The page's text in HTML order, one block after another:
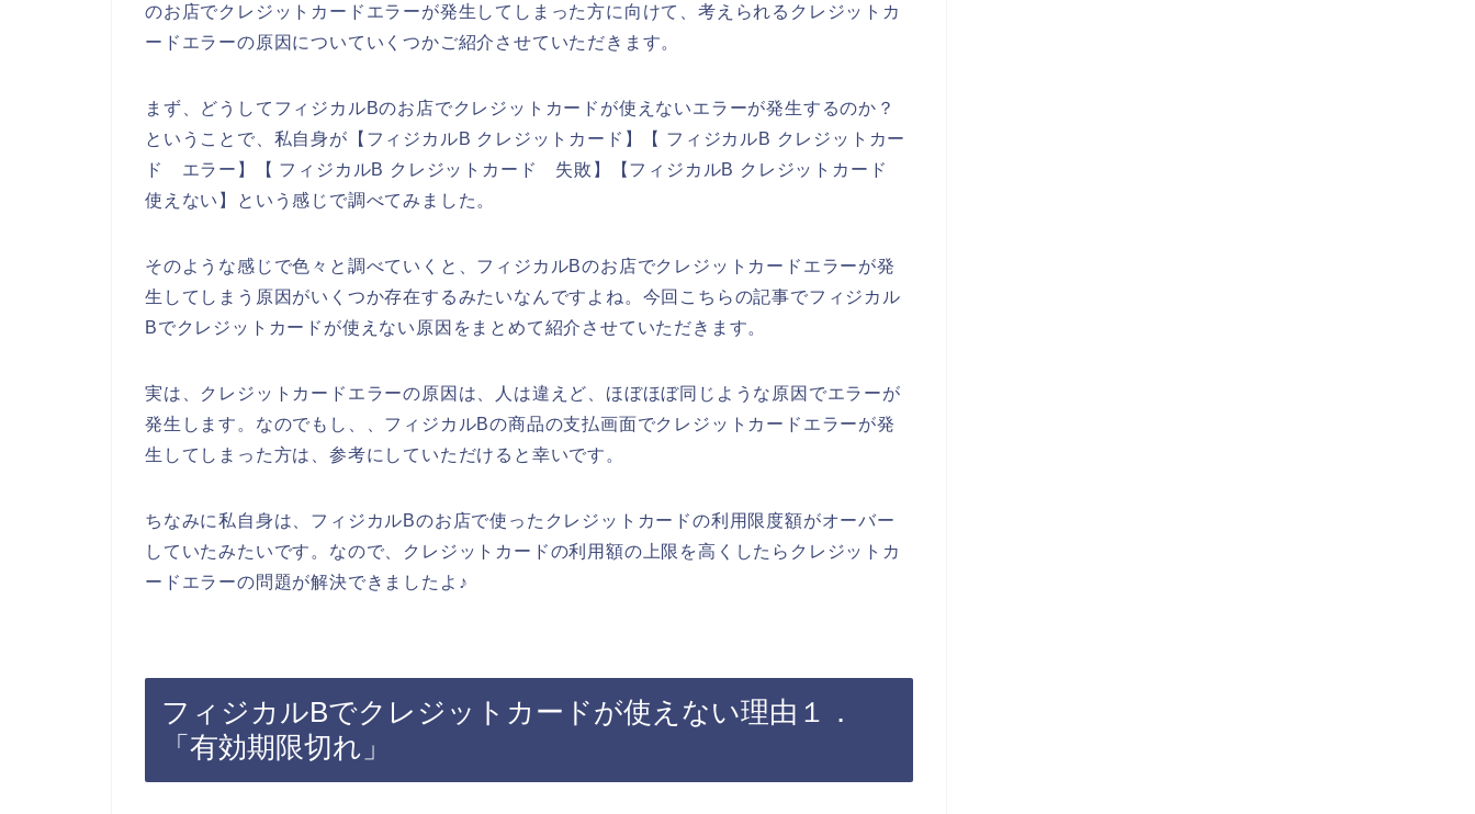
のお店でクレジットカードエラーが発生してしまった方に向けて、考えられるクレジットカ
ードエラーの原因についていくつかご紹介させていただきます。
まず、どうしてフィジカルBのお店でクレジットカードが使えないエラーが発生するのか？
ということで、私自身が【フィジカルB クレジットカード】【 フィジカルB クレジットカー
ド エラー】【 フィジカルB クレジットカード 失敗】【フィジカルB クレジットカード
使えない】という感じで調べてみました。
そのような感じで色々と調べていくと、フィジカルBのお店でクレジットカードエラーが発
生してしまう原因がいくつか存在するみたいなんですよね。今回こちらの記事でフィジカル
Bでクレジットカードが使えない原因をまとめて紹介させていただきます。
実は、クレジットカードエラーの原因は、人は違えど、ほぼほぼ同じような原因でエラーが
発生します。なのでもし、、フィジカルBの商品の支払画面でクレジットカードエラーが発
生してしまった方は、参考にしていただけると幸いです。
ちなみに私自身は、フィジカルBのお店で使ったクレジットカードの利用限度額がオーバー
していたみたいです。なので、クレジットカードの利用額の上限を高くしたらクレジットカ
ードエラーの問題が解決できましたよ♪
フィジカルBでクレジットカードが使えない理由１．
「有効期限切れ」